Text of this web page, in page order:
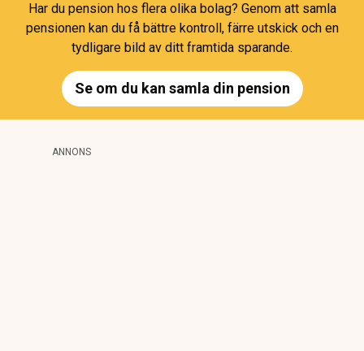
Har du pension hos flera olika bolag? Genom att samla
pensionen kan du få bättre kontroll, färre utskick och en
tydligare bild av ditt framtida sparande.
Se om du kan samla din pension
ANNONS